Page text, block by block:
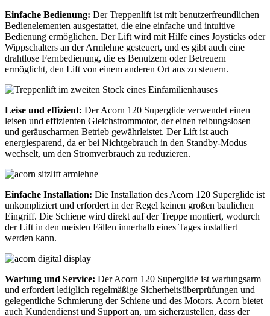
Einfache Bedienung: Der Treppenlift ist mit benutzerfreundlichen
Bedienelementen ausgestattet, die eine einfache und intuitive
Bedienung ermöglichen. Der Lift wird mit Hilfe eines Joysticks oder
Wippschalters an der Armlehne gesteuert, und es gibt auch eine
drahtlose Fernbedienung, die es Benutzern oder Betreuern
ermöglicht, den Lift von einem anderen Ort aus zu steuern.
Leise und effizient: Der Acorn 120 Superglide verwendet einen
leisen und effizienten Gleichstrommotor, der einen reibungslosen
und geräuscharmen Betrieb gewährleistet. Der Lift ist auch
energiesparend, da er bei Nichtgebrauch in den Standby-Modus
wechselt, um den Stromverbrauch zu reduzieren.
Einfache Installation: Die Installation des Acorn 120 Superglide ist
unkompliziert und erfordert in der Regel keinen großen baulichen
Eingriff. Die Schiene wird direkt auf der Treppe montiert, wodurch
der Lift in den meisten Fällen innerhalb eines Tages installiert
werden kann.
Wartung und Service: Der Acorn 120 Superglide ist wartungsarm
und erfordert lediglich regelmäßige Sicherheitsüberprüfungen und
gelegentliche Schmierung der Schiene und des Motors. Acorn bietet
auch Kundendienst und Support an, um sicherzustellen, dass der